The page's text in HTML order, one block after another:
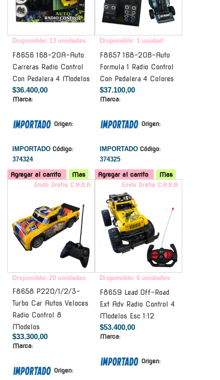
Disponible: 13 unidades
F8656 168-20A-Auto
Carreras Radio Control
Con Pedalera 4 Modelos
$36.400,00
Marca:
Origen:
IMPORTADO Código:
374324
Agregar al carrito Mas
Disponible: 1 unidad
F8657 168-20B-Auto
Formula 1 Radio Control
Con Pedalera 4 Colores
$37.100,00
Marca:
Origen:
IMPORTADO Código:
374325
Agregar al carrito
Mas
Envío Gratis C.A.B.A.
Disponible: 20 unidades
F8658 P220/1/2/3-
Turbo Car Autos Veloces
Radio Control 8
Modelos
$33.300,00
Marca:
Origen:
Envío Gratis C.A.B.A.
Disponible: 6 unidades
F8659 Lead.Off-Road
Ext Adv Radio Control 4
Modelos Esc 1:12
$53.400,00
Marca:
Origen: